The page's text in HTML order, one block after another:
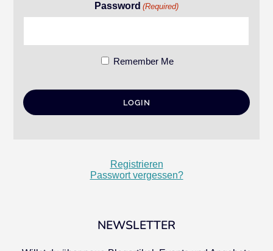
Password (Required)
Remember Me
Registrieren
Passwort vergessen?
NEWSLETTER